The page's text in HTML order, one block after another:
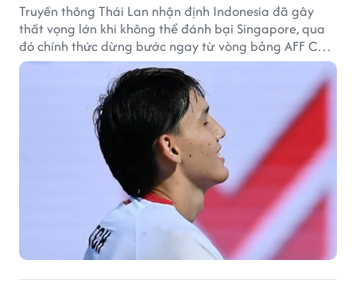
Truyền thông Thái Lan nhận định Indonesia đã gây
thất vọng lớn khi không thể đánh bại Singapore, qua
đó chính thức dừng bước ngay từ vòng bảng AFF Cup
2026.